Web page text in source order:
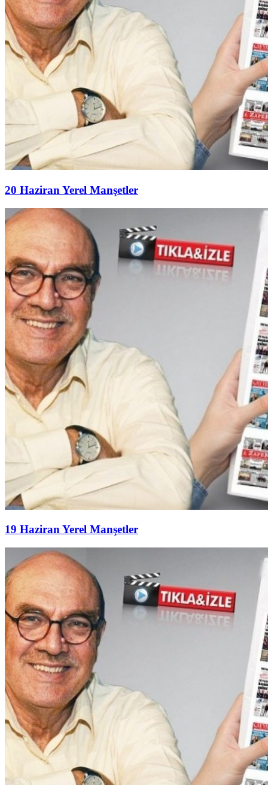
20 Haziran Yerel Manşetler
19 Haziran Yerel Manşetler